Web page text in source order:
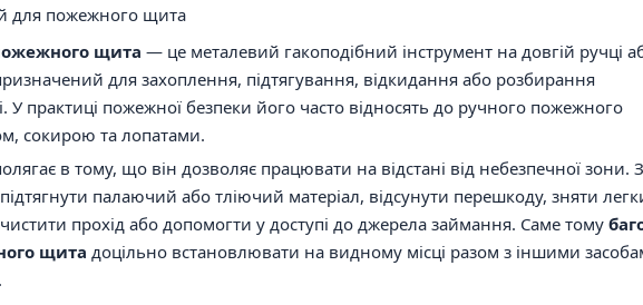
для пожежного щита
щита — це металевий гакоподібний інструмент на довгій ручці
для захоплення, підтягування, відкидання або розбирання
У практиці пожежної безпеки його часто відносять до ручного пожежного
сокирою та лопатами.
в тому, що він дозволяє працювати на відстані від небезпечної зони.
палаючий або тліючий матеріал, відсунути перешкоду, зняти
прохід або допомогти у доступі до джерела займання. Саме тому
щита доцільно встановлювати на видному місці разом з іншими